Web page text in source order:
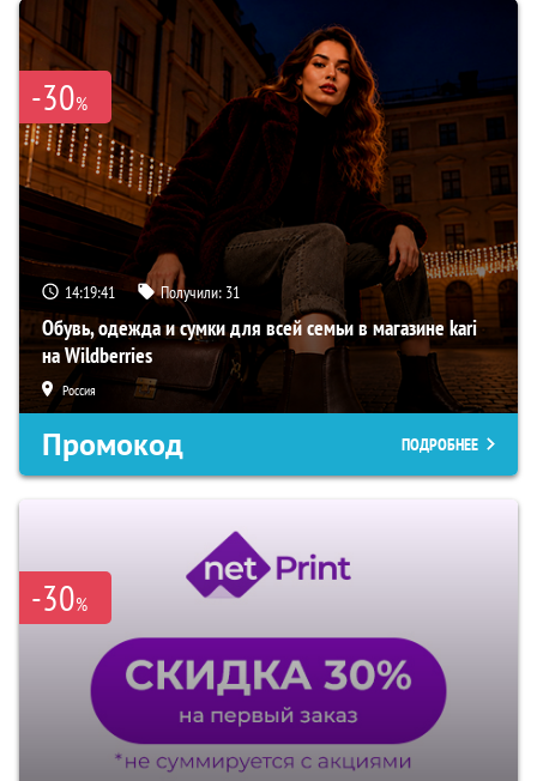
-30%
14:19:40 Получили: 31
Обувь, одежда и сумки для всей семьи в магазине kari
на Wildberries
Россия
Промокод ПОДРОБНЕЕ
-30%